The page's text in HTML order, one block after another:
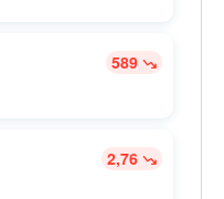
589
2,76